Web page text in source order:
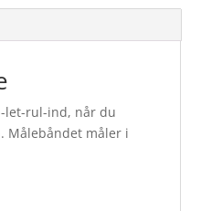
let-rul-ind, når du
Målebåndet måler i